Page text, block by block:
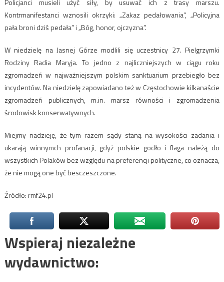
Policjanci musieli użyć siły, by usuwać ich z trasy marszu.
Kontrmanifestanci wznosili okrzyki: „Zakaz pedałowania”, „Policyjna
pała broni dziś pedała” i „Bóg, honor, ojczyzna”.
W niedzielę na Jasnej Górze modlili się uczestnicy 27. Pielgrzymki
Rodziny Radia Maryja. To jedno z najliczniejszych w ciągu roku
zgromadzeń w najważniejszym polskim sanktuarium przebiegło bez
incydentów. Na niedzielę zapowiadano też w Częstochowie kilkanaście
zgromadzeń publicznych, m.in. marsz równości i zgromadzenia
środowisk konserwatywnych.
Miejmy nadzieję, że tym razem sądy staną na wysokości zadania i
ukarają winnymch profanacji, gdyż polskie godło i flaga należą do
wszystkich Polaków bez względu na preferencji polityczne, co oznacza,
że nie mogą one być besczeszczone.
Źródło: rmf24.pl
Wspieraj niezależne
wydawnictwo: